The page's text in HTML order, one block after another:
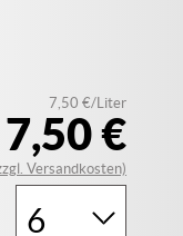
7,50 €
7,50 €/Liter
Versandkosten)